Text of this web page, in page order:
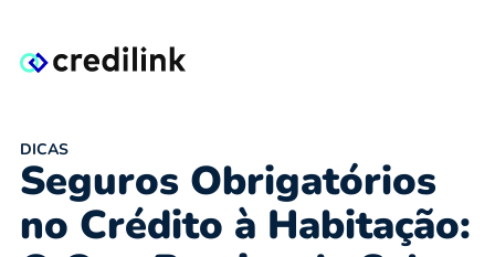
DICAS
Seguros Obrigatórios
no Crédito à Habitação: